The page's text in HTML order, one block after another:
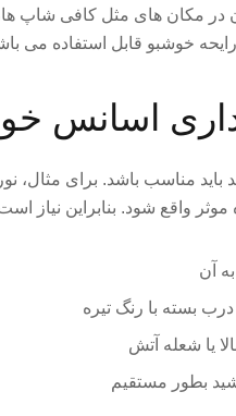
در مکان های مثل کافی شاپ
خوشبو قابل استفاده می
اسانس
باید مناسب باشد. برای
موثر واقع شود. بنابراین
آن
بسته با رنگ تیره
یا شعله آتش
بطور مستقیم